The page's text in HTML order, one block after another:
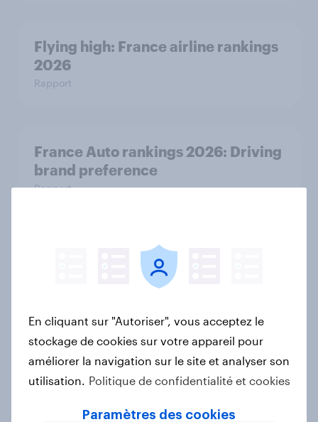
Flying high: France airline rankings
2026
Rapport
France Auto rankings 2026: ​Driving
brand preference
Rapport
How Spikes makes advertising
effectiveness measurable with
Le Live Shopping en France : encore
En cliquant sur "Autoriser", vous acceptez le
stockage de cookies sur votre appareil pour
améliorer la navigation sur le site et analyser son
utilisation. Politique de confidentialité et cookies
Paramètres des cookies